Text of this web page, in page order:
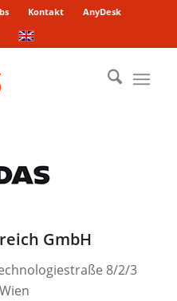
Kontakt AnyDesk
GmbH
8/2/3